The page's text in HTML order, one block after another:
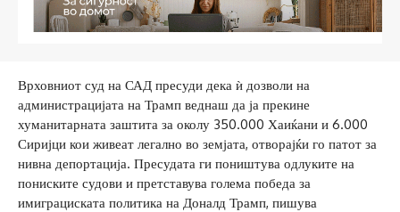
Врховниот суд на САД пресуди дека ѝ дозволи на
администрацијата на Трамп веднаш да ја прекине
хуманитарната заштита за околу 350.000 Хаиќани и 6.000
Сиријци кои живеат легално во земјата, отворајќи го патот за
нивна депортација. Пресудата ги поништува одлуките на
пониските судови и претставува голема победа за
имиграциската политика на Доналд Трамп, пишува